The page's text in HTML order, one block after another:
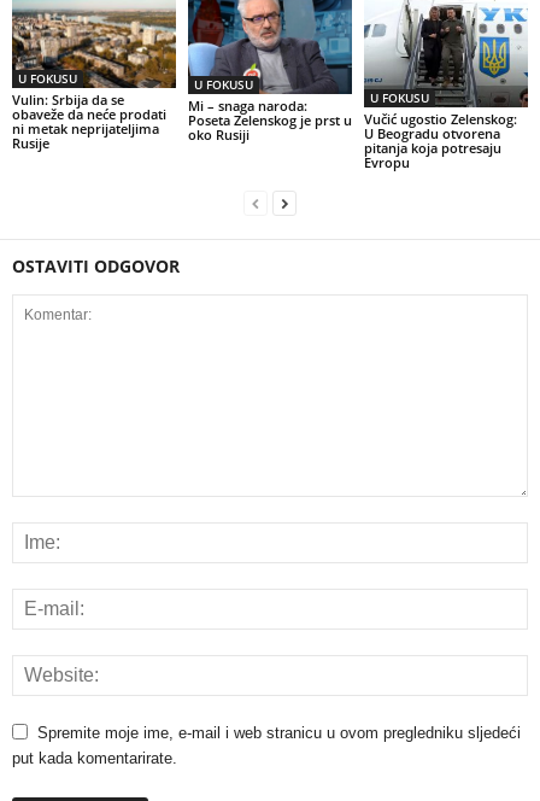
U FOKUSU
Vulin: Srbija da se
obaveže da neće prodati
ni metak neprijateljima
Rusije
U FOKUSU
Mi – snaga naroda:
Poseta Zelenskog je prst u
oko Rusiji
U FOKUSU
Vučić ugostio Zelenskog:
U Beogradu otvorena
pitanja koja potresaju
Evropu
OSTAVITI ODGOVOR
Spremite moje ime, e-mail i web stranicu u ovom pregledniku sljedeći
put kada komentarirate.